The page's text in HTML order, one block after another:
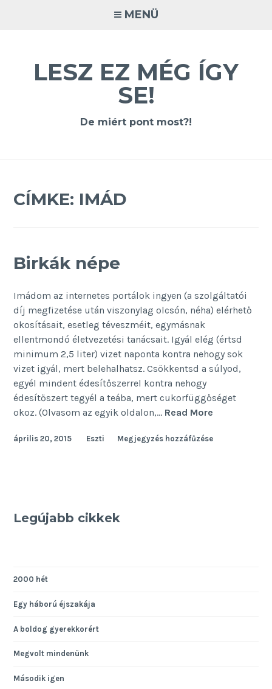
MENÜ
LESZ EZ MÉG ÍGY
SE!
De miért pont most?!
CÍMKE: IMÁD
Birkák népe
Imádom az internetes portálok ingyen (a szolgáltatói
díj megfizetése után viszonylag olcsón, néha) elérhető
okosításait, esetleg téveszméit, egymásnak
ellentmondó életvezetési tanácsait. Igyál elég (értsd
minimum 2,5 liter) vizet naponta kontra nehogy sok
vizet igyál, mert belehalhatsz. Csökkentsd a súlyod,
egyél mindent édesítőszerrel kontra nehogy
édesítőszert tegyél a teába, mert cukorfüggőséget
okoz. (Olvasom az egyik oldalon,… Read More
április 20, 2015 Eszti Megjegyzés hozzáfűzése
Legújabb cikkek
2000 hét
Egy háború éjszakája
A boldog gyerekkorért
Megvolt mindenünk
Második igen